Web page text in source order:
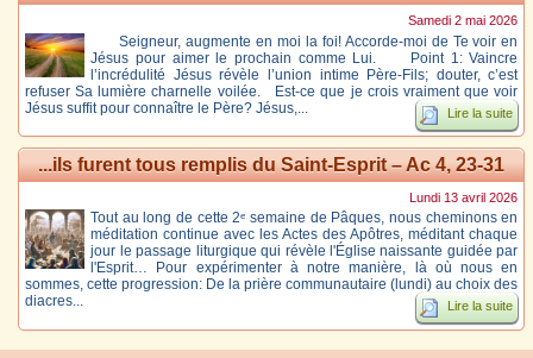
Samedi 2 mai 2026
Seigneur, augmente en moi la foi! Accorde-moi de Te voir en
Jésus pour aimer le prochain comme Lui. Point 1: Vaincre
l’incrédulité Jésus révèle l’union intime Père-Fils; douter, c’est
refuser Sa lumière charnelle voilée. Est-ce que je crois vraiment que voir
Jésus suffit pour connaître le Père? Jésus,...
Lire la suite
...ils furent tous remplis du Saint-Esprit – Ac 4, 23-31
Lundi 13 avril 2026
Tout au long de cette 2ᵉ semaine de Pâques, nous cheminons en
méditation continue avec les Actes des Apôtres, méditant chaque
jour le passage liturgique qui révèle l'Église naissante guidée par
l'Esprit… Pour expérimenter à notre manière, là où nous en
sommes, cette progression: De la prière communautaire (lundi) au choix des
diacres...
Lire la suite